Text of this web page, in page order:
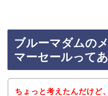
ブルーマダムの
マーセールって
ちょっと考えたんだけど